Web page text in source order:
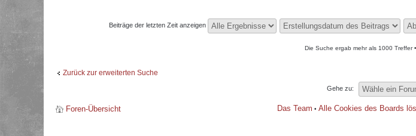
Beiträge der letzten Zeit anzeigen
Die Suche ergab mehr als 1000 Treffer •
Zurück zur erweiterten Suche
Gehe zu:
Foren-Übersicht Das Team • Alle Cookies des Boards